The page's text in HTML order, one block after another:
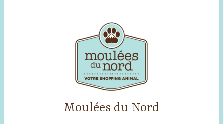
Moulées du Nord